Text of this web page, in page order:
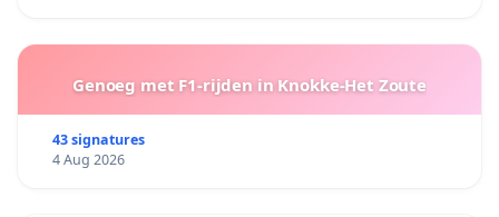
Genoeg met F1-rijden in Knokke-Het Zoute
43 signatures
4 Aug 2026